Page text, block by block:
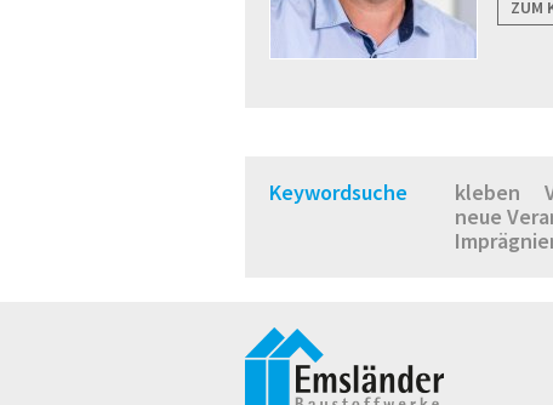
ZUM
Keywordsuche kleben
neue